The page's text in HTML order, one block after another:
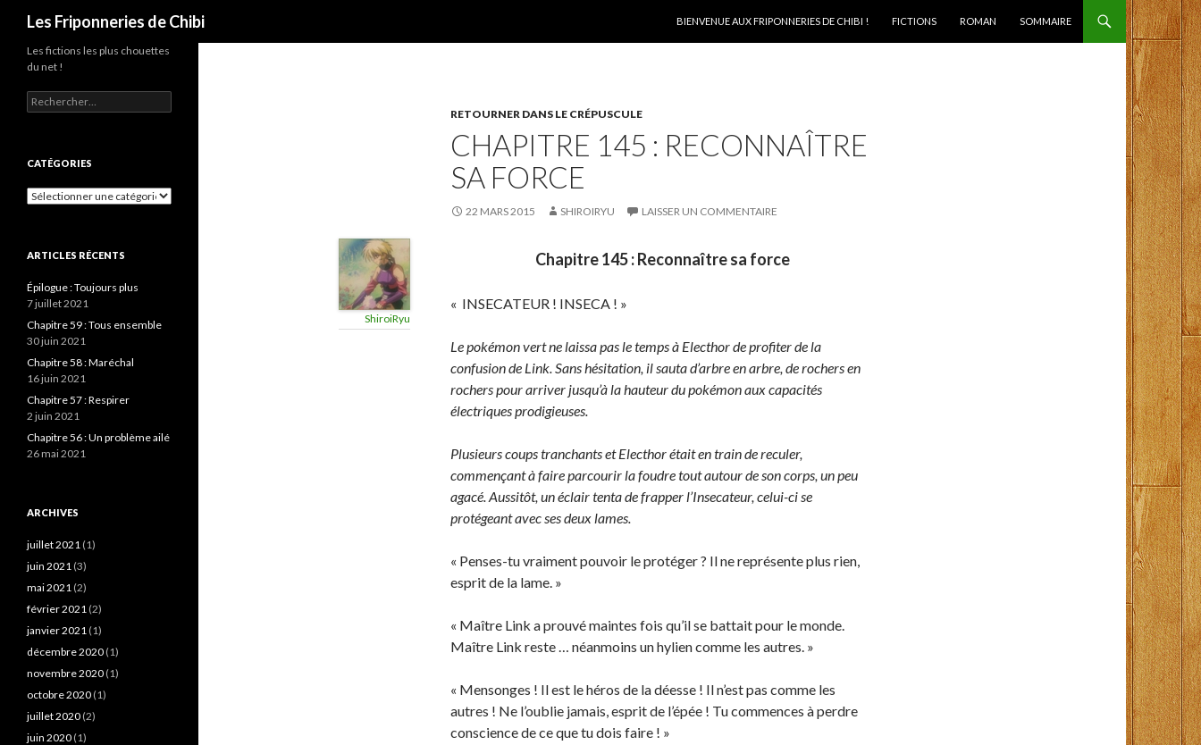
Les Friponneries de Chibi
BIENVENUE AUX FRIPONNERIES DE CHIBI !
FICTIONS ROMAN SOMMAIRE
RETOURNER DANS LE CRÉPUSCULE
CHAPITRE 145 : RECONNAÎTRE
SA FORCE
22 MARS 2015 SHIROIRYU LAISSER UN COMMENTAIRE
ShiroiRyu
Chapitre 145 : Reconnaître sa force
« INSECATEUR ! INSECA ! »
Le pokémon vert ne laissa pas le temps à Electhor de profiter de la
confusion de Link. Sans hésitation, il sauta d’arbre en arbre, de rochers en
rochers pour arriver jusqu’à la hauteur du pokémon aux capacités
électriques prodigieuses.
Plusieurs coups tranchants et Electhor était en train de reculer,
commençant à faire parcourir la foudre tout autour de son corps, un peu
agacé. Aussitôt, un éclair tenta de frapper l’Insecateur, celui-ci se
protégeant avec ses deux lames.
« Penses-tu vraiment pouvoir le protéger ? Il ne représente plus rien,
esprit de la lame. »
« Maître Link a prouvé maintes fois qu’il se battait pour le monde.
Maître Link reste … néanmoins un hylien comme les autres. »
« Mensonges ! Il est le héros de la déesse ! Il n’est pas comme les
autres ! Ne l’oublie jamais, esprit de l’épée ! Tu commences à perdre
conscience de ce que tu dois faire ! »
Les fictions les plus chouettes
du net !
Rechercher :
CATÉGORIES
Catégories
ARTICLES RÉCENTS
Épilogue : Toujours plus
7 juillet 2021
Chapitre 59 : Tous ensemble
30 juin 2021
Chapitre 58 : Maréchal
16 juin 2021
Chapitre 57 : Respirer
2 juin 2021
Chapitre 56 : Un problème ailé
26 mai 2021
ARCHIVES
juillet 2021 (1)
juin 2021 (3)
mai 2021 (2)
février 2021 (2)
janvier 2021 (1)
décembre 2020 (1)
novembre 2020 (1)
octobre 2020 (1)
juillet 2020 (2)
juin 2020 (1)